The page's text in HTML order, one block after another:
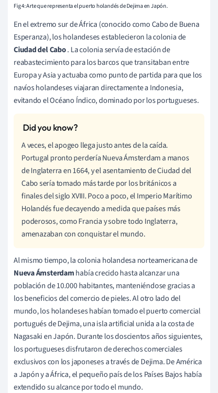
Fig 4: Arte que representa el puerto holandés de Dejima en Japón.
En el extremo sur de África (conocido como Cabo de Buena
Esperanza), los holandeses establecieron la colonia de
Ciudad del Cabo. La colonia servía de estación de
reabastecimiento para los barcos que transitaban entre
Europa y Asia y actuaba como punto de partida para que los
navíos holandeses viajaran directamente a Indonesia,
evitando el Océano Índico, dominado por los portugueses.
A veces, el apogeo llega justo antes de la caída.
Portugal pronto perdería Nueva Ámsterdam a manos
de Inglaterra en 1664, y el asentamiento de Ciudad del
Cabo sería tomado más tarde por los británicos a
finales del siglo XVIII. Poco a poco, el Imperio Marítimo
Holandés fue decayendo a medida que países más
poderosos, como Francia y sobre todo Inglaterra,
amenazaban con conquistar el mundo.
Al mismo tiempo, la colonia holandesa norteamericana de
Nueva Ámsterdamhabía crecido hasta alcanzar una
población de 10.000 habitantes, manteniéndose gracias a
los beneficios del comercio de pieles. Al otro lado del
mundo, los holandeses habían tomado el puerto comercial
portugués de Dejima, una isla artificial unida a la costa de
Nagasaki en Japón. Durante los doscientos años siguientes,
los portugueses disfrutaron de derechos comerciales
exclusivos con los japoneses a través de Dejima. De América
a Japón y a África, el pequeño país de los Países Bajos había
extendido su alcance por todo el mundo.